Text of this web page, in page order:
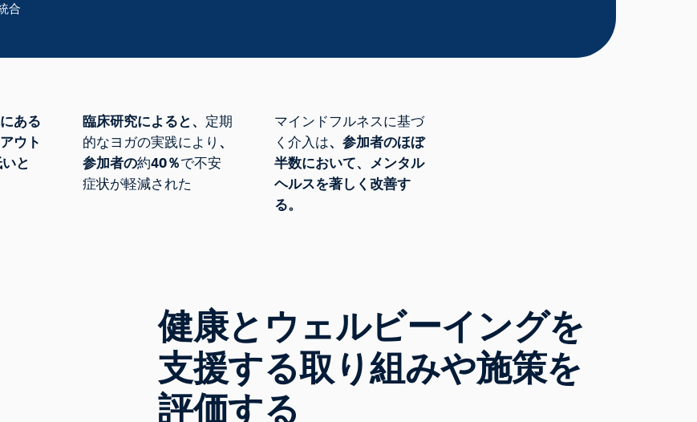
合
ある
ウト
と
臨床研究によると、 定期
的なヨガの実践により 、
参加者の約40％で不安
症状が軽減された
マインドフルネスに基づ
く介入は、参加者のほぼ
半数において、メンタル
ヘルスを著しく改善す
る。
健康とウェルビーイングを
支援する取り組みや施策を
評価する